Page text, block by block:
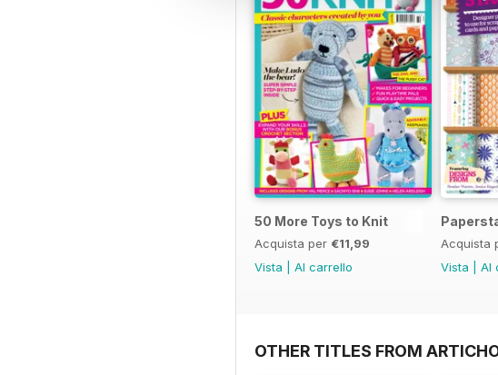
50 More Toys to Knit
Acquista per €11,99
Vista
Al carrello
Acquista
Vista
Al
OTHER TITLES FROM